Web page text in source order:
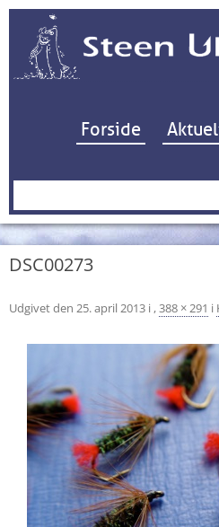
Forside
Søg
DSC00273
Udgivet den 25. april 2013 i ,388 × 291 i